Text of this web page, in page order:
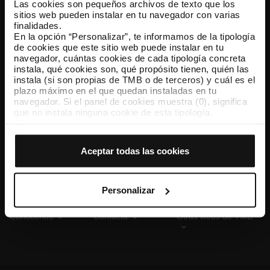
Las cookies son pequeños archivos de texto que los
sitios web pueden instalar en tu navegador con varias
finalidades.
En la opción “Personalizar”, te informamos de la tipología
de cookies que este sitio web puede instalar en tu
navegador, cuántas cookies de cada tipología concreta
instala, qué cookies son, qué propósito tienen, quién las
instala (si son propias de TMB o de terceros) y cuál es el
plazo máximo en el que quedan instaladas en tu
navegador. Si el panel de cookies muestra (0), significa
que no instala ninguna cookie de esta tipología.
que todas estas cookies se instalen en tu navegador.
tipología de cookies permite indicar si quieres que se
instalen o no las cookies de esa clase.
Una vez que hayas marcado tus preferencias, debes
hacer clic en “Seleccionar y configurar”. Así se instalarán
previamente. Te sugerimos que selecciones las cookies
de personalización, porque permiten recordar tus
opciones de navegación (como el idioma) y mejoran tu
Aceptar todas las cookies
Personalizar
TMB App
Descárgate TMB App y compra tus billetes
App Store Google Play
Conócenos Contacta Otras webs de TMB